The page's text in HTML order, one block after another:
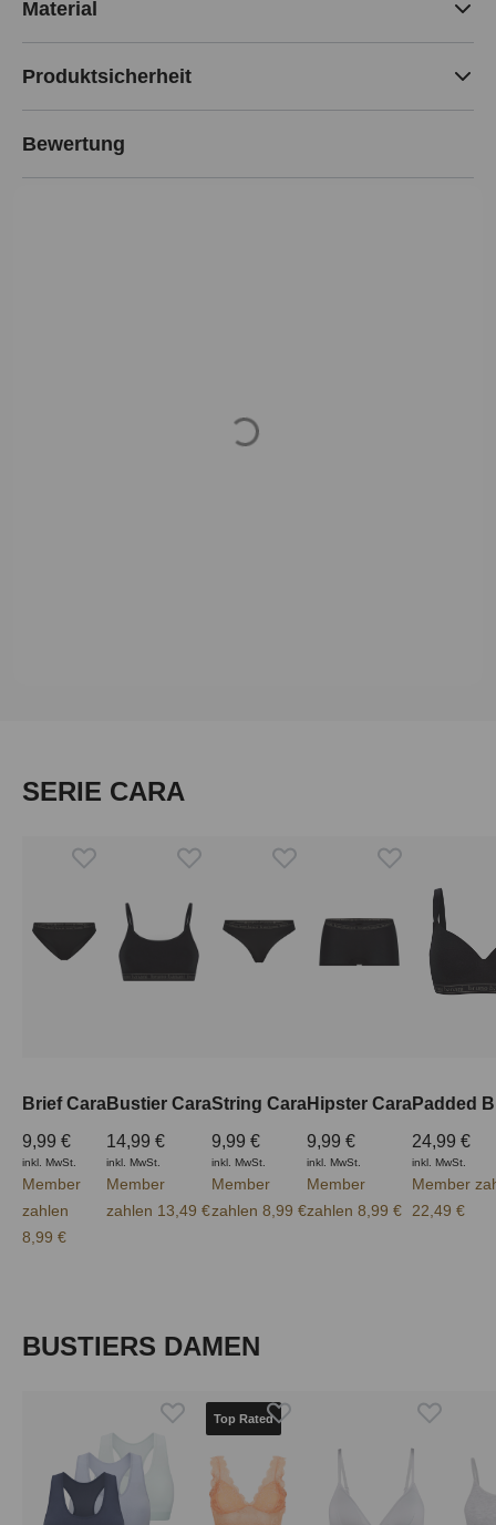
Material
Produktsicherheit
Bewertung
Loading...
Produktgalerie überspringen
SERIE CARA
Brief Cara
9,99 €
inkl. MwSt.
Member
zahlen
8,99 €
Bustier Cara
14,99 €
inkl. MwSt.
Member
zahlen 13,49 €
String Cara
9,99 €
inkl. MwSt.
Member
zahlen 8,99 €
Hipster Cara
9,99 €
inkl. MwSt.
Member
zahlen 8,99 €
Padded
24,99 €
inkl. MwSt.
Member
22,49 €
Produktgalerie überspringen
BUSTIERS DAMEN
Top Rated